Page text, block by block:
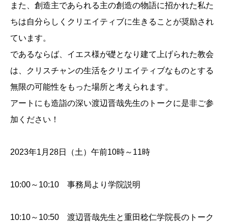
また、創造主であられる主の創造の物語に招かれた私た
ちは自分らしくクリエイティブに生きることが奨励され
ています。
であるならば、イエス様が礎となり建て上げられた教会
は、クリスチャンの生活をクリエイティブなものとする
無限の可能性をもった場所と考えられます。
アートにも造詣の深い渡辺晋哉先生のトークに是非ご参
加ください！
2023年1月28日（土）午前10時～11時
10:00～10:10 事務局より学院説明
10:10～10:50 渡辺晋哉先生と重田稔仁学院長のトーク